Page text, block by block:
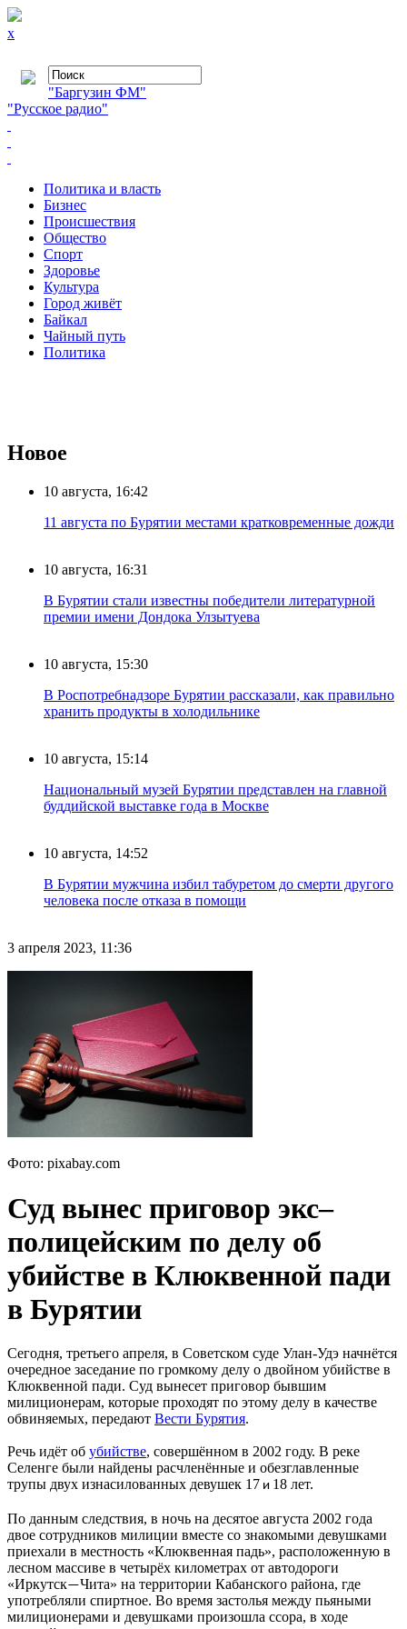
x
"Баргузин ФМ"
"Русское радио"
Политика и власть
Бизнес
Происшествия
Общество
Cпорт
Здоровье
Культура
Город живёт
Байкал
Чайный путь
Политика
Новое
10 августа, 16:42
11 августа по Бурятии местами кратковременные дожди
10 августа, 16:31
В Бурятии стали известны победители литературной
премии имени Дондока Улзытуева
10 августа, 15:30
В Роспотребнадзоре Бурятии рассказали, как правильно
хранить продукты в холодильнике
10 августа, 15:14
Национальный музей Бурятии представлен на главной
буддийской выставке года в Москве
10 августа, 14:52
В Бурятии мужчина избил табуретом до смерти другого
человека после отказа в помощи
3 апреля 2023, 11:36
Фото: pixabay.com
Суд вынес приговор экс–
полицейским по делу об
убийстве в Клюквенной пади
в Бурятии
Сегодня, третьего апреля, в Советском суде Улан-Удэ начнётся
очередное заседание по громкому делу о двойном убийстве в
Клюквенной пади. Суд вынесет приговор бывшим
милиционерам, которые проходят по этому делу в качестве
обвиняемых, передают Вести Бурятия.
Речь идёт об убийстве, совершённом в 2002 году. В реке
Селенге были найдены расчленённые и обезглавленные
трупы двух изнасилованных девушек 17 и 18 лет.
По данным следствия, в ночь на десятое августа 2002 года
двое сотрудников милиции вместе со знакомыми девушками
приехали в местность «Клюквенная падь», расположенную в
лесном массиве в четырёх километрах от автодороги
«Иркутск—Чита» на территории Кабанского района, где
употребляли спиртное. Во время застолья между пьяными
милиционерами и девушками произошла ссора, в ходе